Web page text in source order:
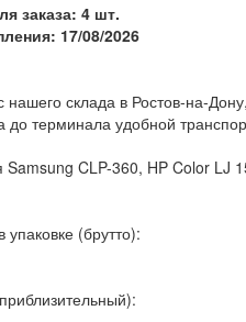
заказа: 4 шт.
17/08/2026
склада в Ростов-на-Дону,
до терминала удобной
Samsung CLP-360, HP Color LJ
упаковке (брутто):